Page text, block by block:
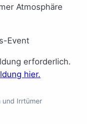
Atmosphäre
Event
erforderlich.
hier.
und Irrtümer